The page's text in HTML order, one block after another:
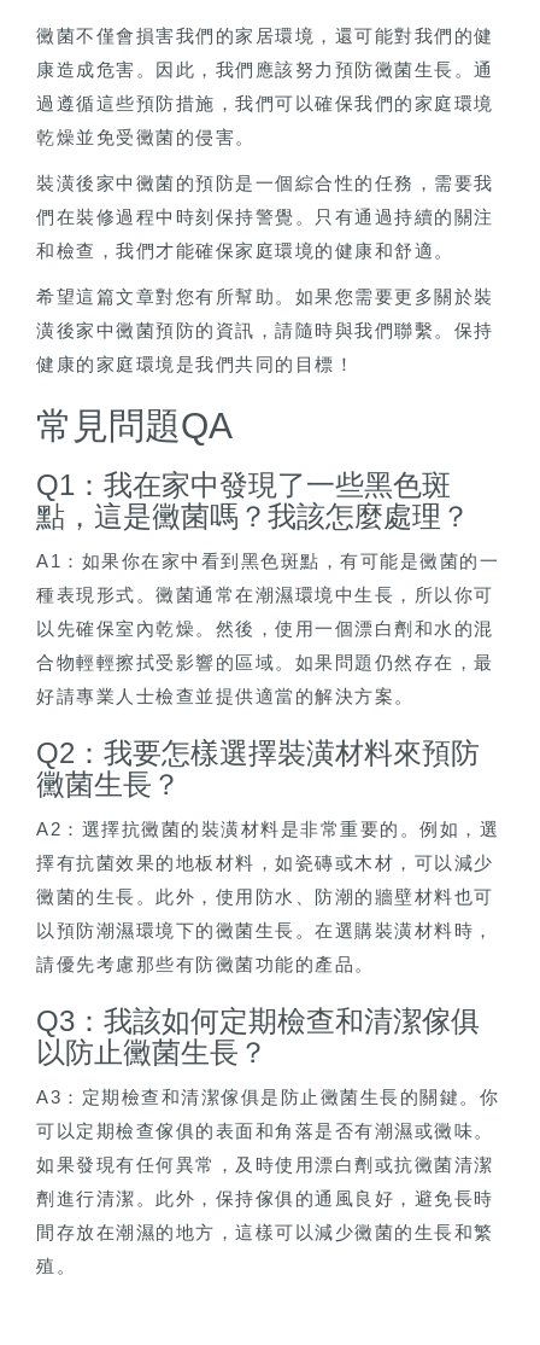
黴菌不僅會損害我們的家居環境，還可能對我們的健
康造成危害。因此，我們應該努力預防黴菌生長。通
過遵循這些預防措施，我們可以確保我們的家庭環境
乾燥並免受黴菌的侵害。
裝潢後家中黴菌的預防是一個綜合性的任務，需要我
們在裝修過程中時刻保持警覺。只有通過持續的關注
和檢查，我們才能確保家庭環境的健康和舒適。
希望這篇文章對您有所幫助。如果您需要更多關於裝
潢後家中黴菌預防的資訊，請隨時與我們聯繫。保持
健康的家庭環境是我們共同的目標！
常見問題QA
Q1：我在家中發現了一些黑色斑
點，這是黴菌嗎？我該怎麼處理？
A1：如果你在家中看到黑色斑點，有可能是黴菌的一
種表現形式。黴菌通常在潮濕環境中生長，所以你可
以先確保室內乾燥。然後，使用一個漂白劑和水的混
合物輕輕擦拭受影響的區域。如果問題仍然存在，最
好請專業人士檢查並提供適當的解決方案。
Q2：我要怎樣選擇裝潢材料來預防
黴菌生長？
A2：選擇抗黴菌的裝潢材料是非常重要的。例如，選
擇有抗菌效果的地板材料，如瓷磚或木材，可以減少
黴菌的生長。此外，使用防水、防潮的牆壁材料也可
以預防潮濕環境下的黴菌生長。在選購裝潢材料時，
請優先考慮那些有防黴菌功能的產品。
Q3：我該如何定期檢查和清潔傢俱
以防止黴菌生長？
A3：定期檢查和清潔傢俱是防止黴菌生長的關鍵。你
可以定期檢查傢俱的表面和角落是否有潮濕或黴味。
如果發現有任何異常，及時使用漂白劑或抗黴菌清潔
劑進行清潔。此外，保持傢俱的通風良好，避免長時
間存放在潮濕的地方，這樣可以減少黴菌的生長和繁
殖。